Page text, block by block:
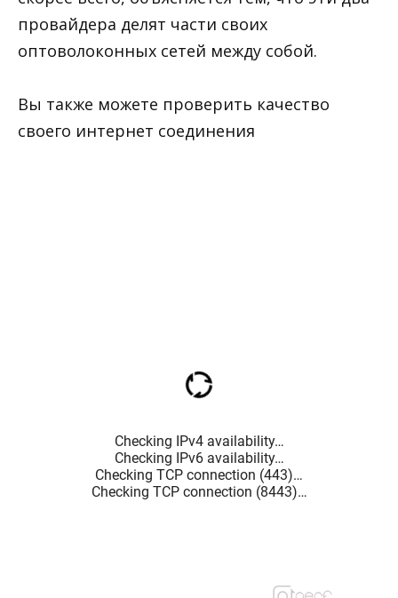
провайдера делят части своих
оптоволоконных сетей между собой.
Вы также можете проверить качество
своего интернет соединения